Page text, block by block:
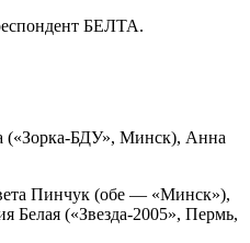
БЕЛТА.
(«Зорка-БДУ», Минск), Анна
Пинчук (обе — «Минск»),
Белая («Звезда-2005», Пермь,